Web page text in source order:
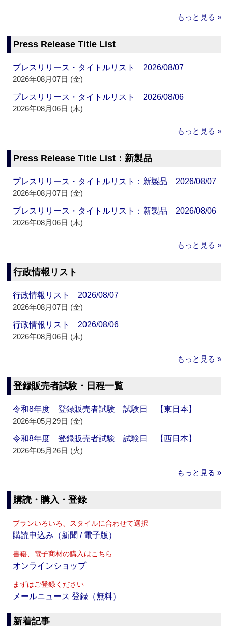
もっと見る »
Press Release Title List
プレスリリース・タイトルリスト 2026/08/07
2026年08月07日 (金)
プレスリリース・タイトルリスト 2026/08/06
2026年08月06日 (木)
もっと見る »
Press Release Title List：新製品
プレスリリース・タイトルリスト：新製品 2026/08/07
2026年08月07日 (金)
プレスリリース・タイトルリスト：新製品 2026/08/06
2026年08月06日 (木)
もっと見る »
行政情報リスト
行政情報リスト 2026/08/07
2026年08月07日 (金)
行政情報リスト 2026/08/06
2026年08月06日 (木)
もっと見る »
登録販売者試験・日程一覧
令和8年度 登録販売者試験 試験日 【東日本】
2026年05月29日 (金)
令和8年度 登録販売者試験 試験日 【西日本】
2026年05月26日 (火)
もっと見る »
購読・購入・登録
プランいろいろ、スタイルに合わせて選択
購読申込み（新聞 / 電子版）
書籍、電子商材の購入はこちら
オンラインショップ
まずはご登録ください
メールニュース 登録（無料）
新着記事